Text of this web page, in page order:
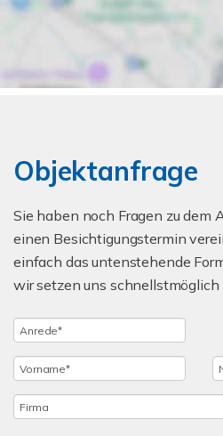
Objektanfrage
Sie haben noch Fragen zu dem
einen Besichtigungstermin
einfach das untenstehende
wir setzen uns